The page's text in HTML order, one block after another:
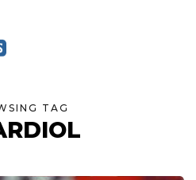
TAG